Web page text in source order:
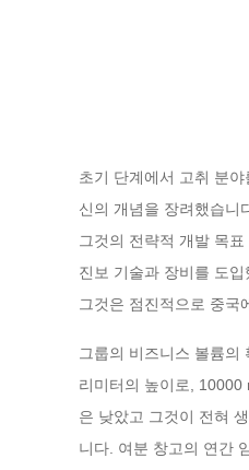
초기 단계에서 고취 분
신의 개념을 장려했습니
그것의 전략적 개발 목
진보 기술과 장비를 도
그것은 점진적으로 중국
그룹의 비즈니스 볼륨
리미터의 높이로,
은 낮았고 그것이 전혀
니다. 여분 창고의 연간